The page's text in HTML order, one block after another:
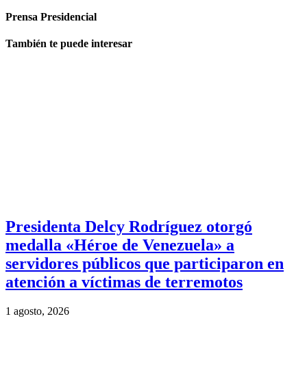
Prensa Presidencial
También te puede interesar
Presidenta Delcy Rodríguez otorgó
medalla «Héroe de Venezuela» a
servidores públicos que participaron en
atención a víctimas de terremotos
1 agosto, 2026